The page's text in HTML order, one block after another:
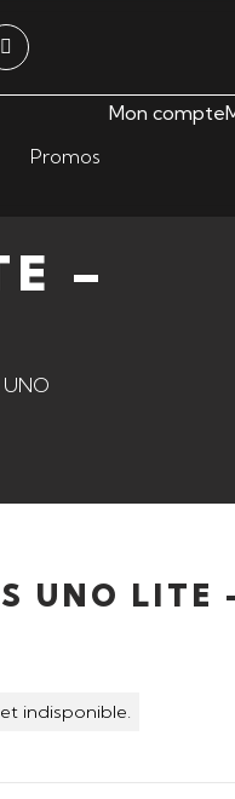
Promos
Mon compte
–
UNO LITE
indisponible.